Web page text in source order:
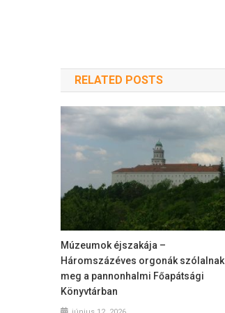
RELATED POSTS
Múzeumok éjszakája –
Háromszázéves orgonák szólalnak
meg a pannonhalmi Főapátsági
Könyvtárban